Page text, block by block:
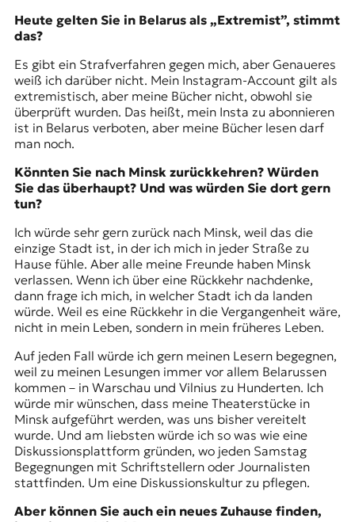
Heute gelten Sie in Belarus als „Extremist”, stimmt
das?
Es gibt ein Strafverfahren gegen mich, aber Genaueres
weiß ich darüber nicht. Mein Instagram-Account gilt als
extremistisch, aber meine Bücher nicht, obwohl sie
überprüft wurden. Das heißt, mein Insta zu abonnieren
ist in Belarus verboten, aber meine Bücher lesen darf
man noch.
Könnten Sie nach Minsk zurückkehren? Würden
Sie das überhaupt? Und was würden Sie dort gern
tun?
Ich würde sehr gern zurück nach Minsk, weil das die
einzige Stadt ist, in der ich mich in jeder Straße zu
Hause fühle. Aber alle meine Freunde haben Minsk
verlassen. Wenn ich über eine Rückkehr nachdenke,
dann frage ich mich, in welcher Stadt ich da landen
würde. Weil es eine Rückkehr in die Vergangenheit wäre,
nicht in mein Leben, sondern in mein früheres Leben.
Auf jeden Fall würde ich gern meinen Lesern begegnen,
weil zu meinen Lesungen immer vor allem Belarussen
kommen – in Warschau und Vilnius zu Hunderten. Ich
würde mir wünschen, dass meine Theaterstücke in
Minsk aufgeführt werden, was uns bisher vereitelt
wurde. Und am liebsten würde ich so was wie eine
Diskussionsplattform gründen, wo jeden Samstag
Begegnungen mit Schriftstellern oder Journalisten
stattfinden. Um eine Diskussionskultur zu pflegen.
Aber können Sie auch ein neues Zuhause finden,